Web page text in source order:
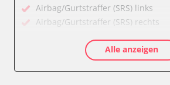
Airbag/Gurtstraffer (SRS) links
Airbag/Gurtstraffer (SRS) rechts
Allradelektronik
Anhängersteuergerät
Alle anzeigen